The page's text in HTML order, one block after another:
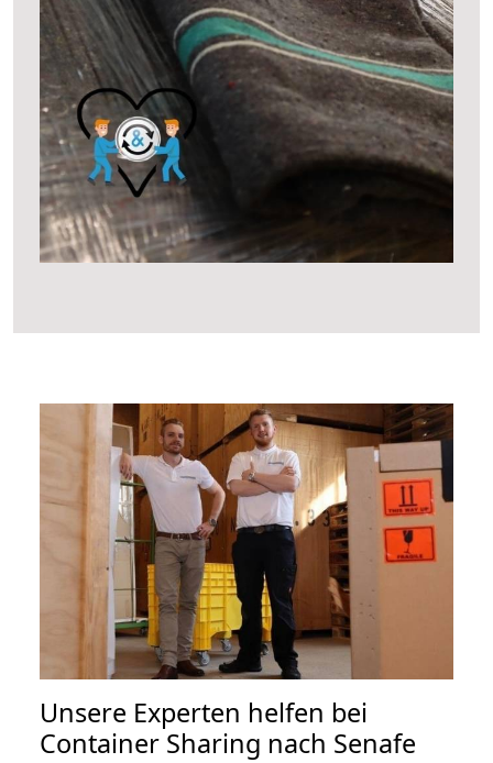
Unsere Experten helfen bei
Container Sharing nach Senafe